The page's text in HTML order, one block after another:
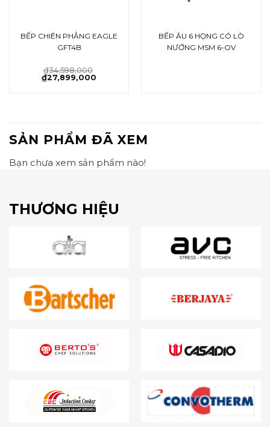
BẾP CHIÊN PHẲNG EAGLE
GFT4B
₫34,598,000
₫27,899,000
BẾP ÂU 6 HỌNG CÓ LÒ
NƯỚNG MSM 6-OV
SẢN PHẨM ĐÃ XEM
Bạn chưa xem sản phẩm nào!
THƯƠNG HIỆU